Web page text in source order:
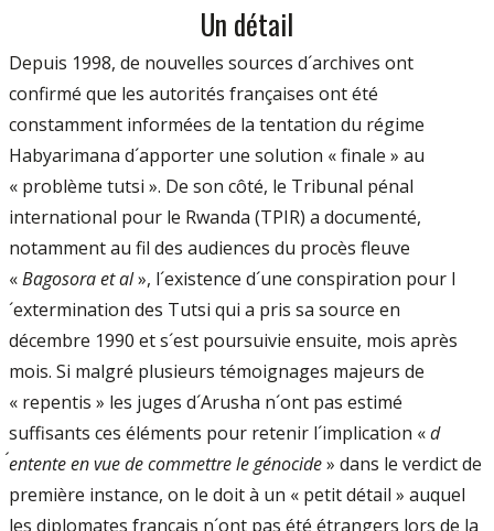
Un détail
Depuis 1998, de nouvelles sources d´archives ont
confirmé que les autorités françaises ont été
constamment informées de la tentation du régime
Habyarimana d´apporter une solution « finale » au
« problème tutsi ». De son côté, le Tribunal pénal
international pour le Rwanda (TPIR) a documenté,
notamment au fil des audiences du procès fleuve
«Bagosora et al», l´existence d´une conspiration pour l
´extermination des Tutsi qui a pris sa source en
décembre 1990 et s´est poursuivie ensuite, mois après
mois. Si malgré plusieurs témoignages majeurs de
« repentis » les juges d´Arusha n´ont pas estimé
suffisants ces éléments pour retenir l´implication «d
´entente en vue de commettre le génocide» dans le verdict de
première instance, on le doit à un « petit détail » auquel
les diplomates français n´ont pas été étrangers lors de la